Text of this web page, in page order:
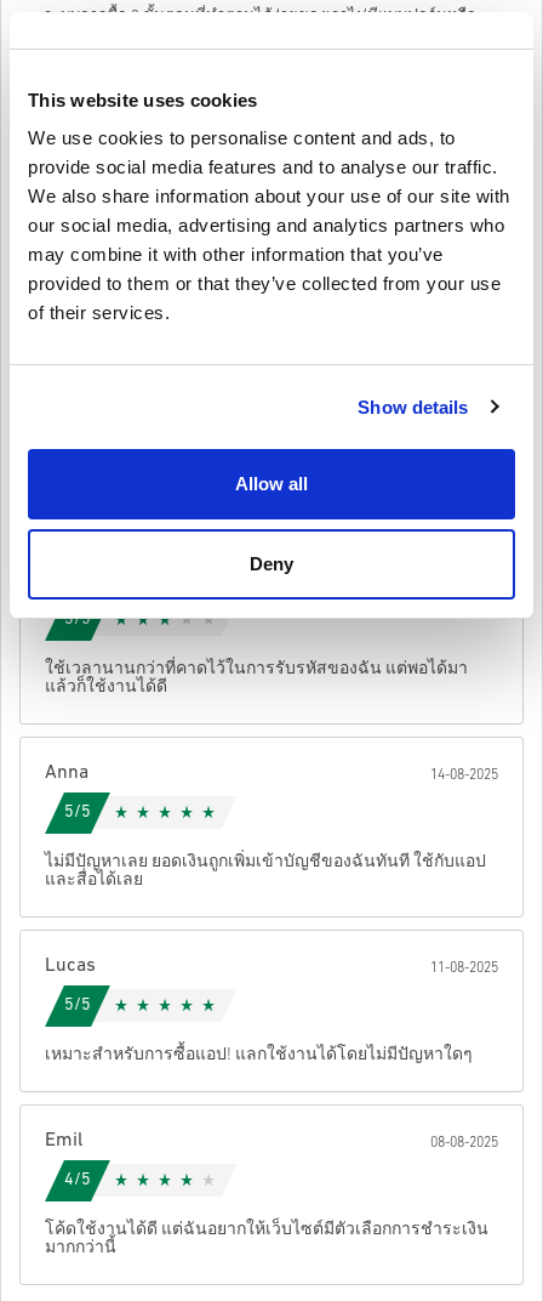
This website uses cookies
We use cookies to personalise content and ads, to
provide social media features and to analyse our traffic.
We also share information about your use of our site with
our social media, advertising and analytics partners who
may combine it with other information that you’ve
provided to them or that they’ve collected from your use
of their services.
Show details
Allow all
Deny
ระบบการซื้อ 3 ขั้นตอนที่ทำตามได้ง่ายของเราไม่มีแบบฟอร์มหรือ
วิธีใช้งานบน Livecards.net
ใหม่กับ Livecards.net ใช่ไหม? การซื้อโค้ดดิจิทัลนั้นรวดเร็วและง่าย
• กรอกอีเมลของคุณ
• เลือกวิธีชำระเงินที่ต้องการ
ของคุณ
คำปฏิเสธ
สินค้าพรีออเดอร์จ ะถูกจัดส่งก่อนหรือในวันวางจำหน่ายที่
ระบุไว้ในขณะที่สินค้าในสต็อกจะถูกจัดส่งทันทีเพื่อรอการ
การซื้อที่ถือเป็นการใช้งานเชิงพาณิชย์จะไม่ได้รับการ
ติดต่อเรา.
โค้ดที่ดาวน์โหลดได้เหล่านี้ผลิตโดยผู้พัฒนาเกมดังนั้นจึง
รหัสเหล่านี้ไม่มีวันหมดอายุ.
เนื้อหาที่ดาวน์โหลดได้หรือผลิตภัณฑ์ DLC - คุณต้องมีเกม
ต้นฉบับจึงจะเล่นส่วนDLCได้.
สำหรับบางผลิตภัณฑ์ คุณอาจจะได้รับรหัสมากกว่าหนึ่งรหัส
เขียนความคิดเห็น
ยกเลิก
เติมยอดเงินในบัญชี Google สำเร็จ แม้จะใช้เวลาสักพักกว่าจะ
3/5
ใช้เวลานานกว่าที่คาดไว้ในการรับรหัสของฉัน แต่พอได้มา
แล้วก็ใช้งานได้ดี
Anna 14-08-2025
5/5
ไม่มีปัญหาเลย ยอดเงินถูกเพิ่มเข้าบัญชีของฉันทันที ใช้กับแอป
และสื่อได้เลย
Lucas 11-08-2025
5/5
เหมาะสำหรับการซื้อแอป! แลกใช้งานได้โดยไม่มีปัญหาใดๆ
Emil 08-08-2025
4/5
โค้ดใช้งานได้ดี แต่ฉันอยากให้เว็บไซต์มีตัวเลือกการชำระเงิน
มากกว่านี้